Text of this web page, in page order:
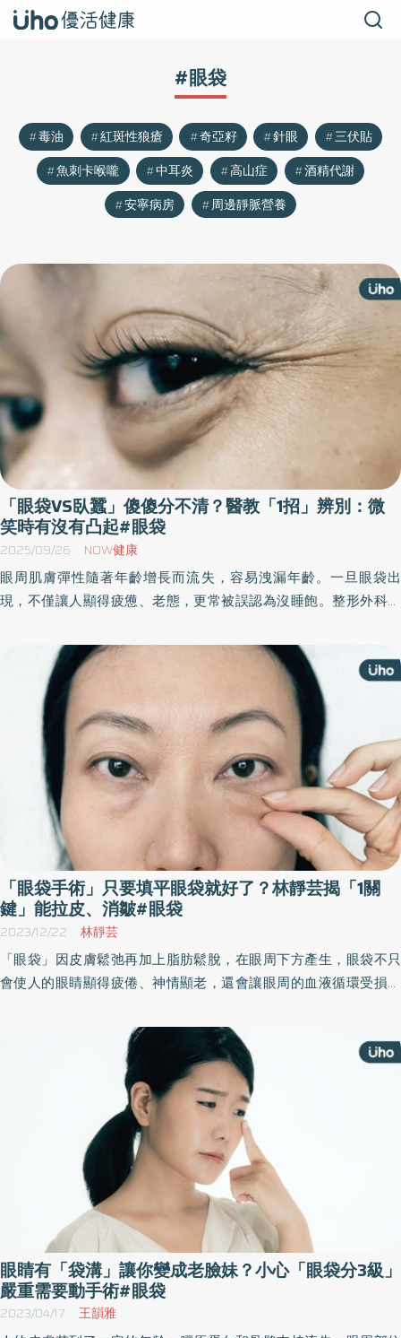
#眼袋
毒油 紅斑性狼瘡 奇亞籽 針眼
三伏貼
魚刺卡喉嚨
中耳炎 高山症
酒精代謝
安寧病房
周邊靜脈營養
「眼袋VS臥蠶」傻傻分不清？醫教「1招」辨別：微
笑時有沒有凸起#眼袋
2025/09/26 NOW健康
眼周肌膚彈性隨著年齡增長而流失，容易洩漏年齡。一旦眼袋出
現，不僅讓人顯得疲憊、老態，更常被誤認為沒睡飽。整形外科診
下眼周平整狀態，透過手術可讓下眼周恢復平整。《優活健康網》
特摘此篇分享眼袋的形成原因以及手術方式。
「眼袋手術」只要填平眼袋就好了？林靜芸揭「1關
鍵」能拉皮、消皺#眼袋
2023/12/22 林靜芸
「眼袋」因皮膚鬆弛再加上脂肪鬆脫，在眼周下方產生，眼袋不只
會使人的眼睛顯得疲倦、神情顯老，還會讓眼周的血液循環受損，
術」。《優活健康網》特摘整形外科名醫林靜芸所撰文章，分享眼
眼睛有「袋溝」讓你變成老臉妹？小心「眼袋分3級」
嚴重需要動手術#眼袋
2023/04/17 王韻雅